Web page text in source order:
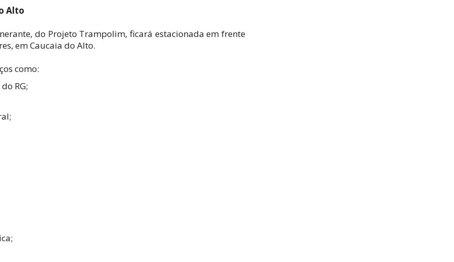
Alto
do Projeto Trampolim, ficará estacionada em frente
em Caucaia do Alto.
como:
RG;